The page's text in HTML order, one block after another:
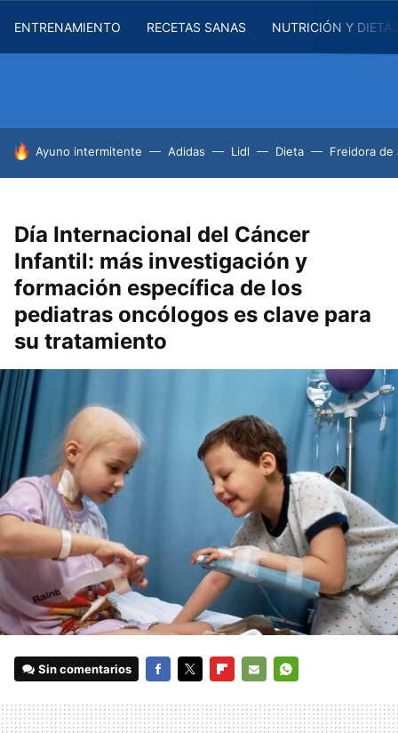
ENTRENAMIENTO RECETAS SANAS NUTRICIÓN Y
HOY SE HABLA DE
Ayuno intermitente Adidas Lidl Dieta Freidora de
Día Internacional del Cáncer
Infantil: más investigación y
formación específica de los
pediatras oncólogos es clave para
su tratamiento
Sin comentarios
MAIL